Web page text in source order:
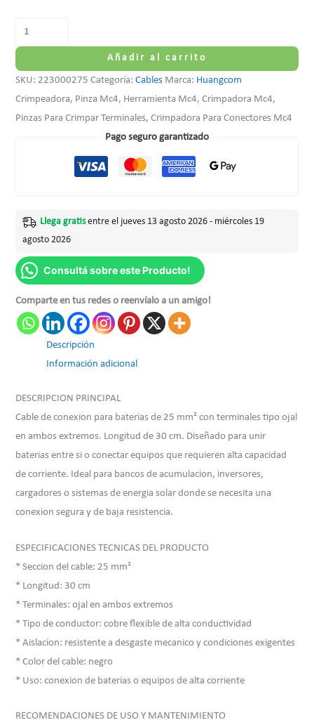
Añadir al carrito
SKU: 223000275 Categoría:Cables Marca: Huangcom
Crimpeadora, Pinza Mc4, Herramienta Mc4, Crimpadora Mc4,
Pinzas Para Crimpar Terminales, Crimpadora Para Conectores Mc4
Pago seguro garantizado
Llega gratisentre el jueves 13 agosto 2026 - miércoles 19
agosto 2026
Consultá sobre este Producto!
Comparte en tus redes o reenvíalo a un amigo!
Descripción
Información adicional
DESCRIPCION PRINCIPAL
Cable de conexion para baterias de 25 mm² con terminales tipo ojal
en ambos extremos. Longitud de 30 cm. Diseñado para unir
baterias entre si o conectar equipos que requieren alta capacidad
de corriente. Ideal para bancos de acumulacion, inversores,
cargadores o sistemas de energia solar donde se necesita una
conexion segura y de baja resistencia.
ESPECIFICACIONES TECNICAS DEL PRODUCTO
* Seccion del cable: 25 mm²
* Longitud: 30 cm
* Terminales: ojal en ambos extremos
* Tipo de conductor: cobre flexible de alta conductividad
* Aislacion: resistente a desgaste mecanico y condiciones exigentes
* Color del cable: negro
* Uso: conexion de baterias o equipos de alta corriente
RECOMENDACIONES DE USO Y MANTENIMIENTO